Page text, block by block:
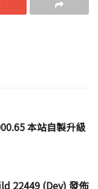
本站自製升級
22449 (Dev) 發佈